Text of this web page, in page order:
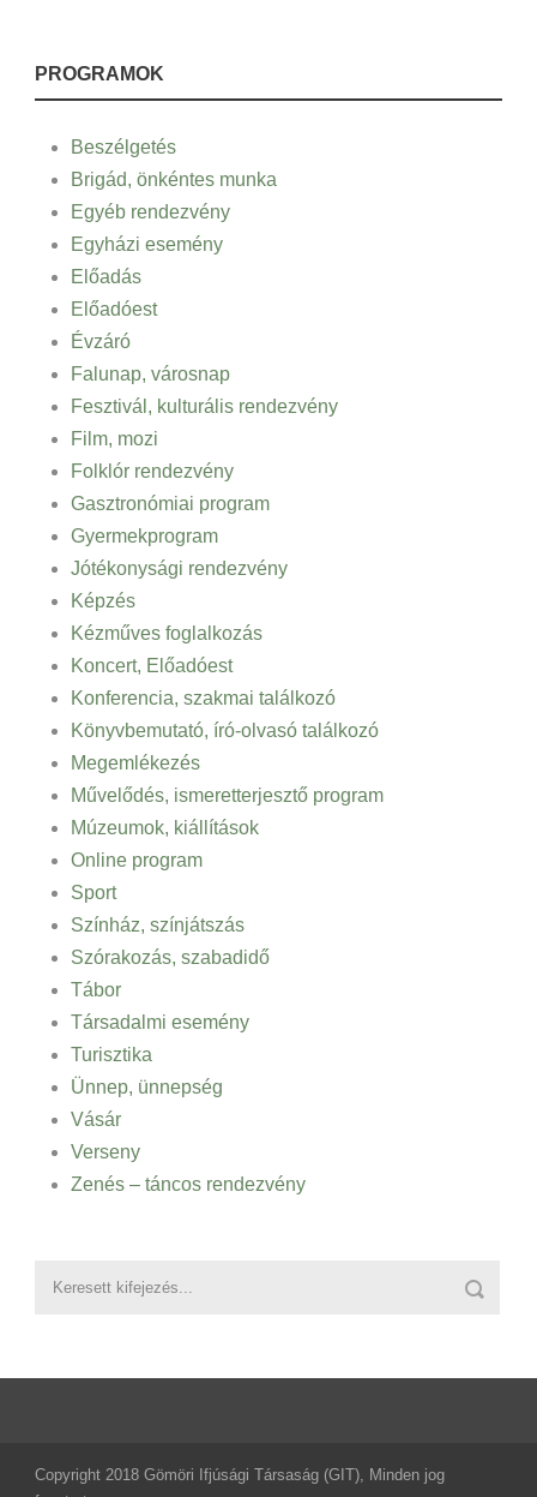
PROGRAMOK
Beszélgetés
Brigád, önkéntes munka
Egyéb rendezvény
Egyházi esemény
Előadás
Előadóest
Évzáró
Falunap, városnap
Fesztivál, kulturális rendezvény
Film, mozi
Folklór rendezvény
Gasztronómiai program
Gyermekprogram
Jótékonysági rendezvény
Képzés
Kézműves foglalkozás
Koncert, Előadóest
Konferencia, szakmai találkozó
Könyvbemutató, író-olvasó találkozó
Megemlékezés
Művelődés, ismeretterjesztő program
Múzeumok, kiállítások
Online program
Sport
Színház, színjátszás
Szórakozás, szabadidő
Tábor
Társadalmi esemény
Turisztika
Ünnep, ünnepség
Vásár
Verseny
Zenés – táncos rendezvény
Copyright 2018 Gömöri Ifjúsági Társaság (GIT), Minden jog